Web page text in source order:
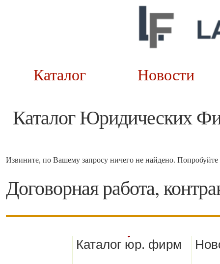
Каталог
Каталог Юридических
Извините, по Вашему запросу ничего не найдено. Попробуйте
Договорная работа,
Каталог юр. фирм